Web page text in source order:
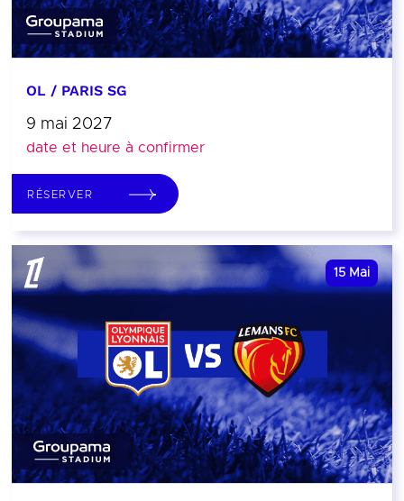
OL / PARIS SG
9 mai 2027
date et heure à confirmer
RÉSERVER
15 Mai